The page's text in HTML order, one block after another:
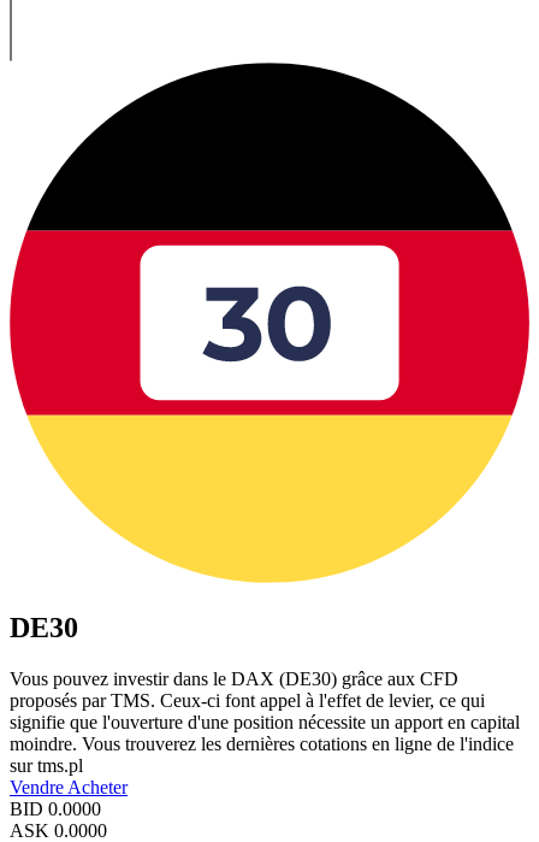
DE30
Vous pouvez investir dans le DAX (DE30) grâce aux CFD
proposés par TMS. Ceux-ci font appel à l'effet de levier, ce qui
signifie que l'ouverture d'une position nécessite un apport en capital
moindre. Vous trouverez les dernières cotations en ligne de l'indice
sur tms.pl
Vendre Acheter
BID 0.0000
ASK 0.0000